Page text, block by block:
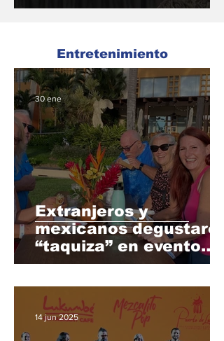
Entretenimiento
Extranjeros y
mexicanos degustaron
“taquiza” en evento
altruista en Club
30 ene
14 jun 2025